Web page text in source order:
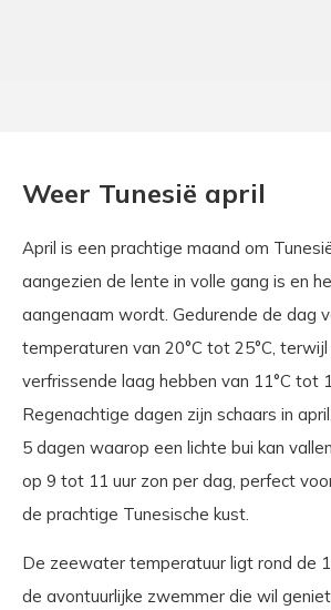
Weer Tunesië april
April is een prachtige maand om
aangezien de lente in volle gang is en
aangenaam wordt. Gedurende de dag
temperaturen van 20°C tot 25°C,
verfrissende laag hebben van 11°C tot
Regenachtige dagen zijn schaars in
5 dagen waarop een lichte bui kan
op 9 tot 11 uur zon per dag, perfect
de prachtige Tunesische kust.
De zeewater temperatuur ligt rond de
de avontuurlijke zwemmer die wil